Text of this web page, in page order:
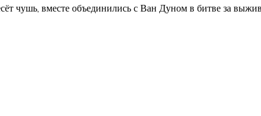
чушь, вместе объединились с Ван Дуном в битве за